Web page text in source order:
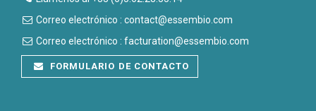
Correo electrónico : contact@essembio.com
Correo electrónico : facturation@essembio.com
FORMULARIO DE CONTACTO